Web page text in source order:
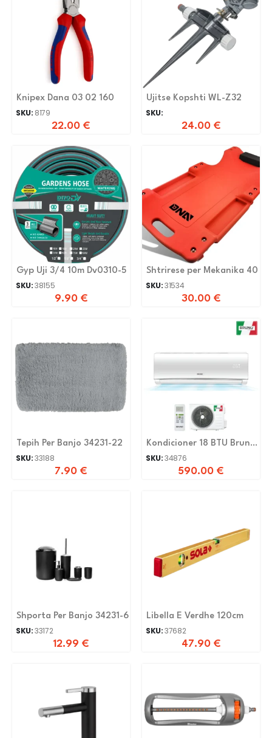
Knipex Dana 03 02 160
SKU: 8179
22.00 €
Ujitse Kopshti WL-Z32
SKU:
24.00 €
Gyp Uji 3/4 10m Dv0310-5
SKU:38155
9.90 €
Shtrirese per Mekanika 40
SKU:31534
30.00 €
Tepih Per Banjo 34231-22
SKU:33188
7.90 €
Kondicioner 18 BTU Bruno
-20 C
SKU:34876
590.00 €
Shporta Per Banjo 34231-6
SKU:33172
12.99 €
Libella E Verdhe 120cm
SKU:37682
47.90 €